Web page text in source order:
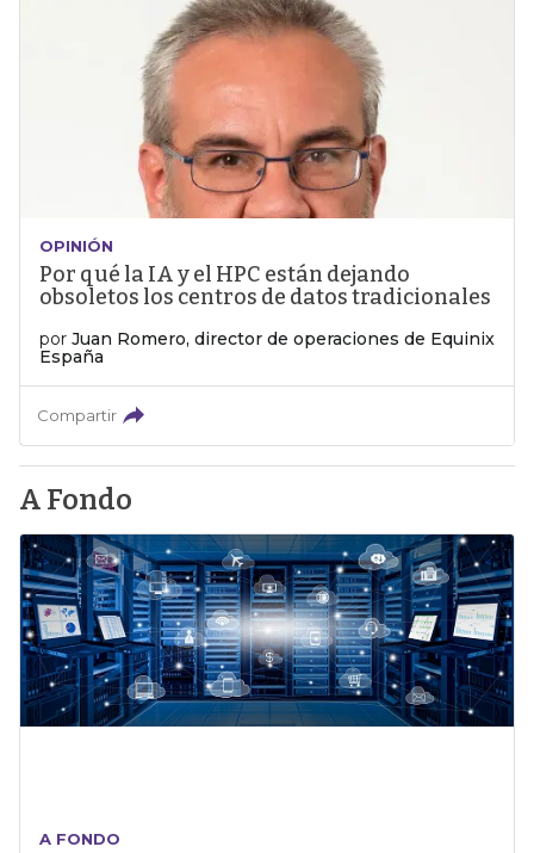
OPINIÓN
Por qué la IA y el HPC están dejando
obsoletos los centros de datos tradicionales
por Juan Romero, director de operaciones de Equinix
España
Compartir
A Fondo
A FONDO